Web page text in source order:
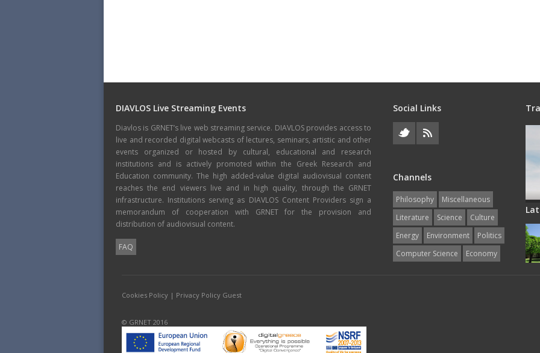
DIAVLOS Live Streaming Events
Diavlos is GRNET’s live web streaming service. DIAVLOS provides access to
live and recorded digital webcasts of lectures, seminars, artistic and other
events organized or hosted by cultural, educational and research
institutions and is actively promoted within the Greek Research and
Education community. The high added-value digital audiovisual content
reaches the end viewers live and in high quality, through the GRNET
infrastructure. Institutions serving as DIAVLOS Content Providers sign a
memorandum of cooperation with GRNET for the provision and
distribution of audiovisual content.
FAQ
Social Links
Channels
Philosophy
Miscellaneous
Literature
Science
Culture
Energy
Εnvironment
Politics
Computer Science
Economy
Cookies Policy | Privacy Policy Guest
© GRNET 2016